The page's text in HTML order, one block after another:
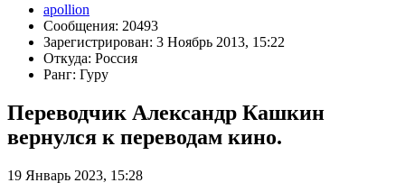
apollion
Сообщения: 20493
Зарегистрирован: 3 Ноябрь 2013, 15:22
Откуда: Россия
Ранг: Гуру
Переводчик Александр Кашкин
вернулся к переводам кино.
19 Январь 2023, 15:28